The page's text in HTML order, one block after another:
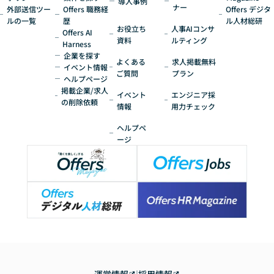
外部送信ツー
ルの一覧
Offers 職務経
歴
Offers AI
Harness
企業を探す
イベント情報
ヘルプページ
掲載企業/求人
の削除依頼
お役立ち
資料
よくある
ご質問
イベント
情報
ヘルプペ
ージ
ナー
人事AIコンサ
ルティング
求人掲載無料
プラン
エンジニア採
用力チェック
Offers デジタ
ル人材総研